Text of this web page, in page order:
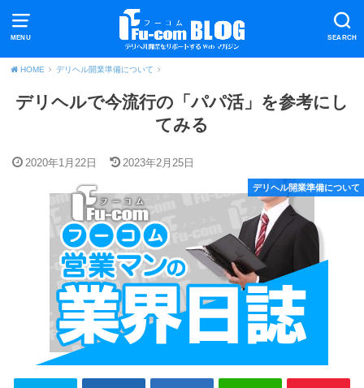
MENU SEARCH
HOME デリヘル開業準備について
デリヘルで今流行の「パパ活」を参考にし
てみる
2020年1月22日 2023年2月25日
デリヘル開業準備について